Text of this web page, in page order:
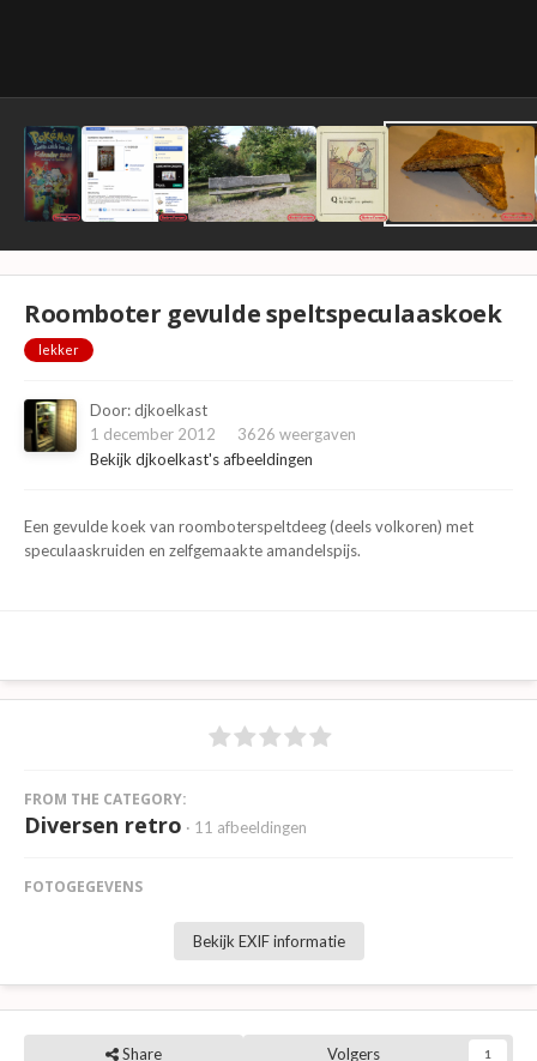
Roomboter gevulde speltspeculaaskoek
lekker
Door:djkoelkast
1 december 2012
3626 weergaven
Bekijk djkoelkast's afbeeldingen
Een gevulde koek van roomboterspeltdeeg (deels volkoren) met
speculaaskruiden en zelfgemaakte amandelspijs.
FROM THE CATEGORY:
Diversen retro · 11 afbeeldingen
FOTOGEGEVENS
Bekijk EXIF informatie
Share Volgers 1